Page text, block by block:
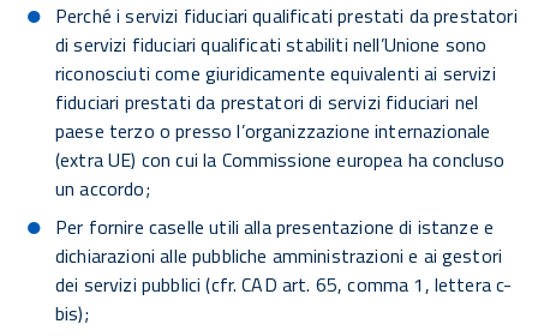
Perché i servizi fiduciari qualificati prestati da prestatori
di servizi fiduciari qualificati stabiliti nell’Unione sono
riconosciuti come giuridicamente equivalenti ai servizi
fiduciari prestati da prestatori di servizi fiduciari nel
paese terzo o presso l’organizzazione internazionale
(extra UE) con cui la Commissione europea ha concluso
un accordo;
Per fornire caselle utili alla presentazione di istanze e
dichiarazioni alle pubbliche amministrazioni e ai gestori
dei servizi pubblici (cfr. CAD art. 65, comma 1, lettera c-
bis);